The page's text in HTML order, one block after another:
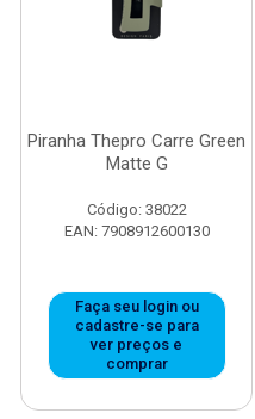
Piranha Thepro Carre Green
Matte G
Código: 38022
EAN: 7908912600130
Faça seu login ou
cadastre-se para
ver preços e
comprar